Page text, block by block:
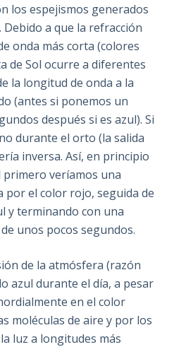
los espejismos generados
a que la refracción
onda más corta (colores
de Sol ocurre a diferentes
la longitud de onda a la
(antes si ponemos un
después si es azul). Si
durante el orto (la salida
inversa. Así, en principio
veríamos una
por el color rojo, seguida de
y terminando con una
unos pocos segundos.
de la atmósfera (razón
azul durante el día, a pesar
en el color
moléculas de aire y por los
luz a longitudes más